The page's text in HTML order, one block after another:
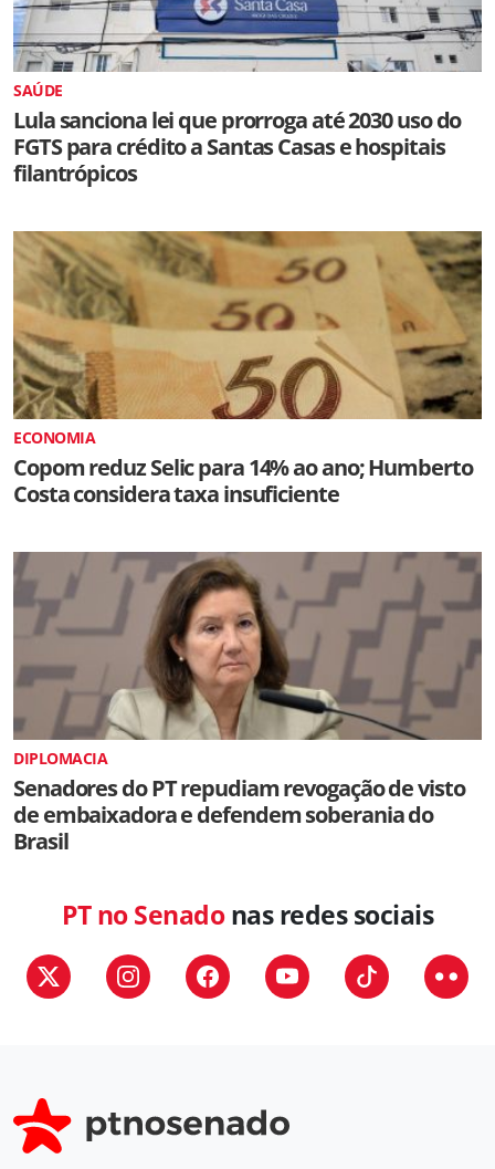
SAÚDE
Lula sanciona lei que prorroga até 2030 uso do
FGTS para crédito a Santas Casas e hospitais
filantrópicos
ECONOMIA
Copom reduz Selic para 14% ao ano; Humberto
Costa considera taxa insuficiente
DIPLOMACIA
Senadores do PT repudiam revogação de visto
de embaixadora e defendem soberania do
Brasil
PT no Senadonas redes sociais